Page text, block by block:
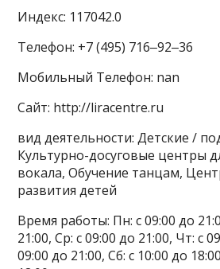
Индекс: 117042.0
Телефон: +7 (495) 716‒92‒36
Мобильный Телефон: nan
Сайт: http://liracentre.ru
вид деятельности: Детские /
Культурно-досуговые центры
вокала, Обучение танцам,
развития детей
Время работы: Пн: с 09:00 до
21:00, Ср: с 09:00 до 21:00, Чт: с
09:00 до 21:00, Сб: с 10:00 до